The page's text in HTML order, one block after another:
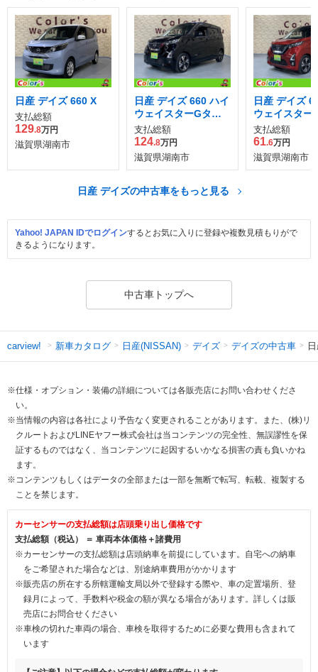
日産 デイズ 660 X
支払総額
129.8万円
滋賀県湖南市
日産 デイズ 660 ハイ
ウェイスターGター
ボ
支払総額
124.8万円
滋賀県湖南市
日産 デイズ
ウェイスター
ボ
支払総額
61.6万円
滋賀県湖南市
日産 デイズの中古車をもっと見る
Yahoo! JAPAN IDでログインするとお気に入りに登録や複数見積もりがで
きるようになります。
中古車トップへ
carview! 新車カタログ 日産(NISSAN) デイズ デイズの中古車
※仕様・オプション・装備の詳細については各販売店にお問い合わせくださ
い。
※当情報の内容は各社により予告なく変更されることがあります。また、(株)リ
クルートおよびLINEヤフー株式会社は当コンテンツの完全性、無誤謬性を保
証するものではなく、当コンテンツに起因するいかなる損害の責も負いかね
ます。
※コンテンツもしくはデータの全部または一部を無断で転写、転載、複製する
ことを禁じます。
カーセンサーの支払総額は店頭乗り出し価格です
支払総額（税込） ＝ 車両本体価格＋諸費用
※カーセンサーの支払総額は店頭納車を前提にしています。自宅への納車
をご希望された場合などは、別途納車費用がかかります
※販売店の所在する所轄運輸支局以外で登録する際や、車の定置場所、登
録月によって、手数料や税金の額が異なる場合があります。詳しくは販
売店にお問合せください
※車検の切れた車両の場合、車検を取得するために必要な費用も含まれて
います